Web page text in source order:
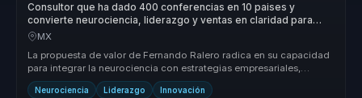
Consultor que ha dado 400 conferencias en 10 paises y
convierte neurociencia, liderazgo y ventas en claridad para
empresas.
MX
La propuesta de valor de Fernando Ralero radica en su capacidad
para integrar la neurociencia con estrategias empresariales,
ofreciendo a...
Neurociencia Liderazgo Innovación